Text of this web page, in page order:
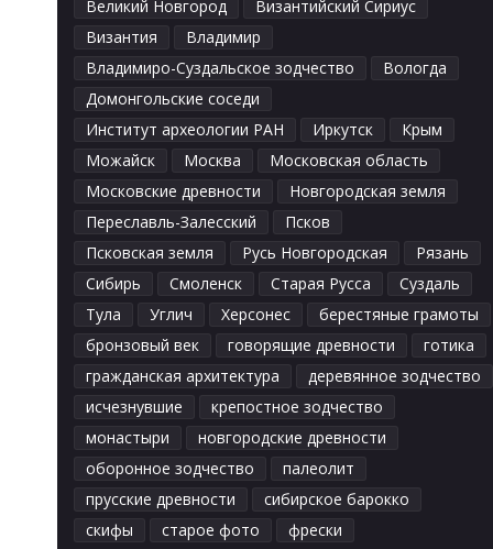
Великий Новгород
Византийский Сириус
Византия
Владимир
Владимиро-Суздальское зодчество
Вологда
Домонгольские соседи
Институт археологии РАН
Иркутск
Крым
Можайск
Москва
Московская область
Московские древности
Новгородская земля
Переславль-Залесский
Псков
Псковская земля
Русь Новгородская
Рязань
Сибирь
Смоленск Старая Русса
Суздаль
Тула
Углич Херсонес
берестяные грамоты
бронзовый век
говорящие древности
готика
гражданская архитектура
деревянное зодчество
исчезнувшие
крепостное зодчество
монастыри
новгородские древности
оборонное зодчество
палеолит
прусские древности
сибирское барокко
скифы
старое фото
фрески